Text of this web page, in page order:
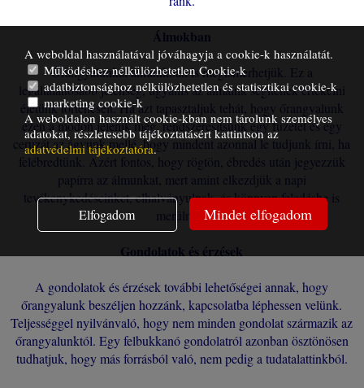
Álmokban
Őrangyalunkat álmunkban is megismerhetjük. Ez a
legáltalánosabb jelenség, ugyanis az álmaink segítenek értékelni
életünk történéseit. Ha azt tapasztaljuk tehát, hogy őrangyalunk
ezen a módon jelenik meg, rendszeresítsünk egy füzetet és egy
ceruzát az ágyunk mellé, hogy mindent azonnal le tudjunk írni, ha
felébredtünk. Azért fontos, hogy rögtön, ébredés után jegyezzük
papírra az álmunkat, mert amint elkezdjük a napi
tevékenykedéseinket, elhalványulnak, és könnyen feledésbe is
merülnek.
Gondolatok és érzések
A gondolatok és érzések további lehetőségei annak, hogy
őrangyalunk beszéljen hozzánk, kapcsolatba léphessen velünk.
Teljességgel nyilvánvaló, hogy nem minden gondolat származik az
őrangyalunktól. Egy felbukkanó gondolatról azonban ösztönösen
tudhatjuk, hogy más forrásból való, nem pedig a tudatalattinkból.
A weboldal használatával jóváhagyja a cookie-k használatát.
Működéshez nélkülözhetetlen Cookie-k
adatbiztonsághoz nélkülözhetetlen és statisztikai cookie-k
marketing cookie-k
A weboldalon használt cookie-kban nem tárolunk személyes
adatokat, részletesebb tájékoztatásért kattintson az
adatvédelmi tájékoztatóra.
Elfogadom Mindet elfogadom